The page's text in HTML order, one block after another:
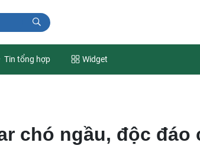
Tin tổng hợp Widget
chó ngầu, độc đáo